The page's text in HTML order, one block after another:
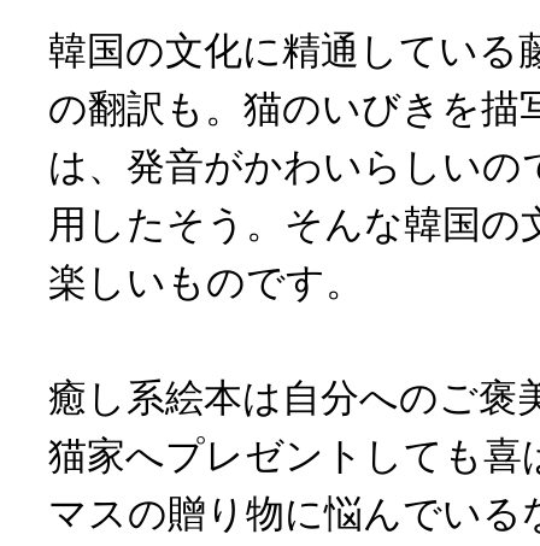
韓国の文化に精通している
の翻訳も。猫のいびきを描
は、発音がかわいらしいの
用したそう。そんな韓国の
楽しいものです。
癒し系絵本は自分へのご褒
猫家へプレゼントしても喜
マスの贈り物に悩んでいる